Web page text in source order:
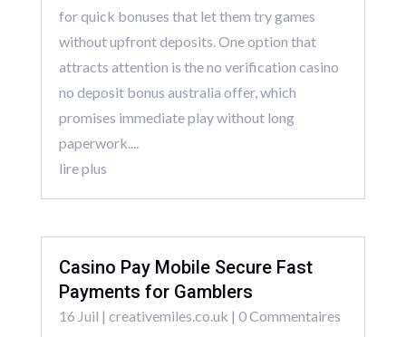
for quick bonuses that let them try games
without upfront deposits. One option that
attracts attention is the no verification casino
no deposit bonus australia offer, which
promises immediate play without long
paperwork....
lire plus
Casino Pay Mobile Secure Fast
Payments for Gamblers
16 Juil | creativemiles.co.uk | 0 Commentaires